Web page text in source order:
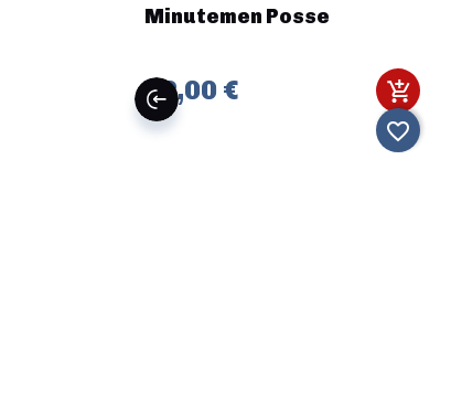
Minutemen Posse
42,00 €
favorite_border